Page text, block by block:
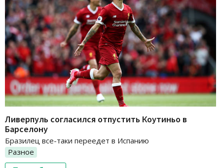
Ливерпуль согласился отпустить Коутиньо в
Барселону
Бразилец все-таки переедет в Испанию
Разное